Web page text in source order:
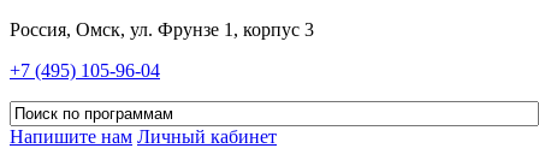
Россия, Омск, ул. Фрунзе 1, корпус 3
+7 (495) 105-96-04
Напишите нам Личный кабинет